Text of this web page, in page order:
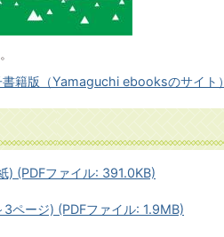
籍版（Yamaguchi ebooksのサイト）
) (PDFファイル: 391.0KB)
ページ) (PDFファイル: 1.9MB)